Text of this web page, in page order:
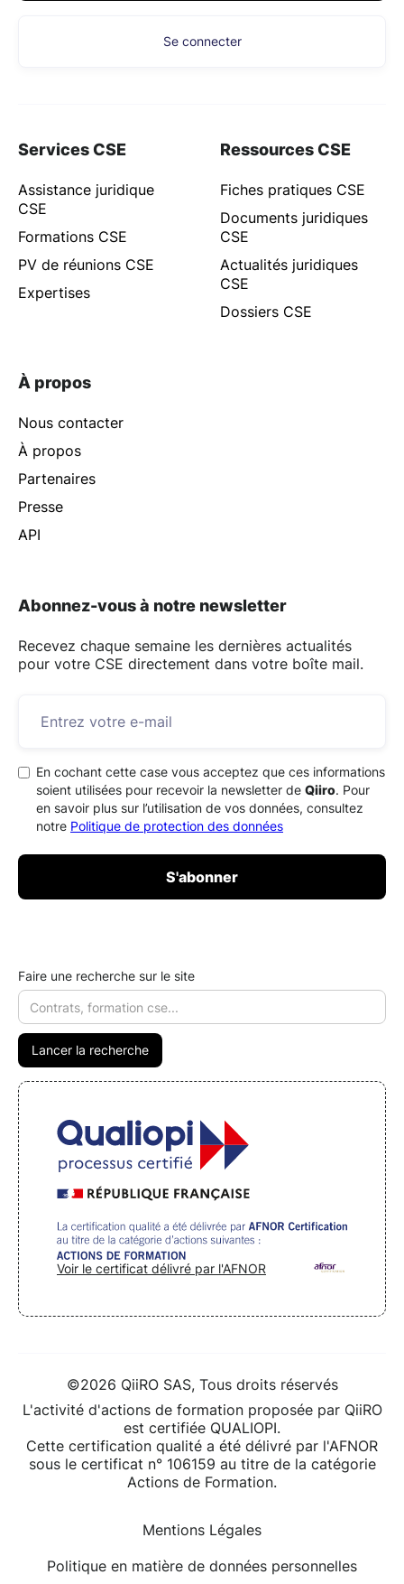
Se connecter
Services CSE
Assistance juridique
CSE
Formations CSE
PV de réunions CSE
Expertises
Ressources CSE
Fiches pratiques CSE
Documents juridiques
CSE
Actualités juridiques
CSE
Dossiers CSE
À propos
Nous contacter
À propos
Partenaires
Presse
API
Abonnez-vous à notre newsletter
Recevez chaque semaine les dernières actualités
pour votre CSE directement dans votre boîte mail.
En cochant cette case vous acceptez que ces informations
soient utilisées pour recevoir la newsletter de Qiiro. Pour
en savoir plus sur l’utilisation de vos données, consultez
notre Politique de protection des données
Faire une recherche sur le site
Voir le certificat délivré par l'AFNOR
©2026 QiiRO SAS, Tous droits réservés
L'activité d'actions de formation proposée par QiiRO
est certifiée QUALIOPI.
Cette certification qualité a été délivré par l'AFNOR
sous le certificat n° 106159 au titre de la catégorie
Actions de Formation.
Mentions Légales
Politique en matière de données personnelles